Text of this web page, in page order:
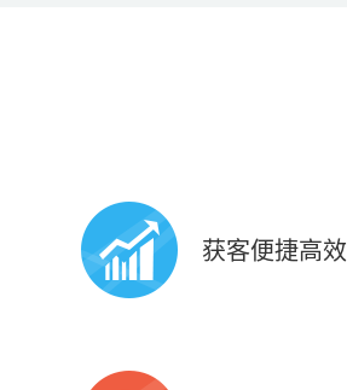
获客便捷高效